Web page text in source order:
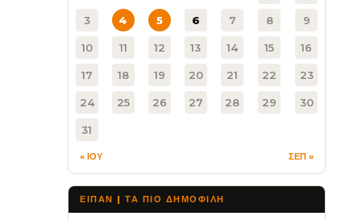
3 4 5 6 7 8 9
10 11 12 13 14 15 16
17 18 19 20 21 22 23
24 25 26 27 28 29 30
31
« ΙΟΥ ΣΕΠ »
ΕΙΠΑΝ | ΤΑ ΠΙΟ ΔΗΜΟΦΙΛΉ